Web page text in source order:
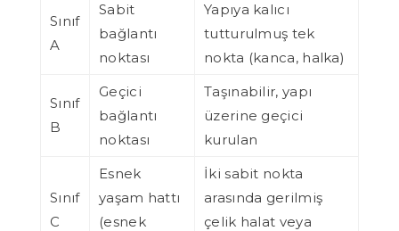
Sınıf
A
Sabit
bağlantı
noktası
Yapıya kalıcı
tutturulmuş tek
nokta (kanca, halka)
Sınıf
B
Geçici
bağlantı
noktası
Taşınabilir, yapı
üzerine geçici
kurulan
Sınıf
C
Esnek
yaşam hattı
(esnek
İki sabit nokta
arasında gerilmiş
çelik halat veya